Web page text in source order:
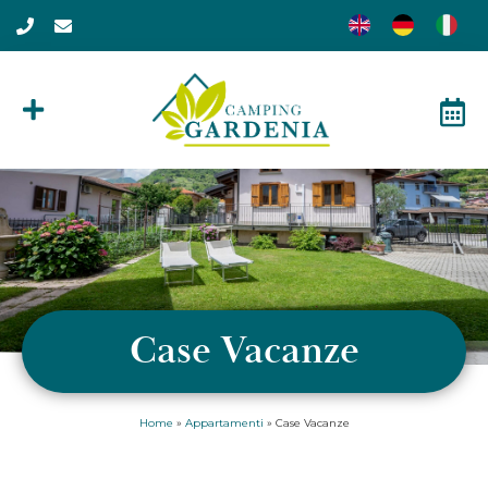
Case Vacanze
Home » Appartamenti » Case Vacanze